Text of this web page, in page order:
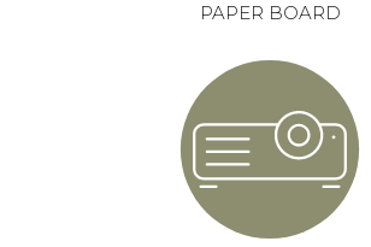
PAPER BOARD